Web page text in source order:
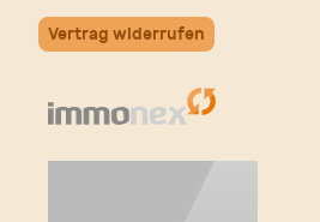
Vertrag widerrufen